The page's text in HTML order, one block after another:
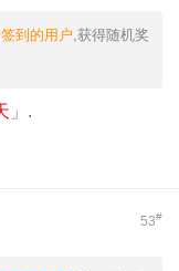
到的用户,获得随机奖
」.
53#